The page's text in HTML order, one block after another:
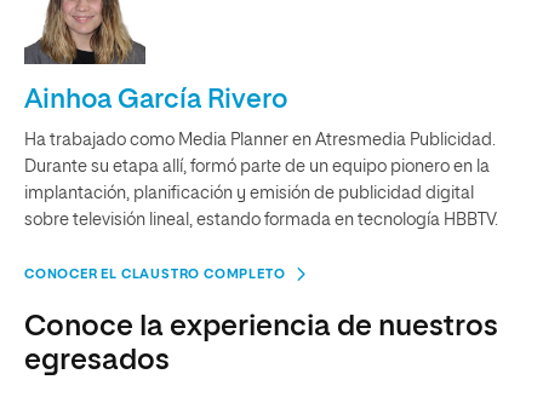
Ainhoa García Rivero
Ha trabajado como Media Planner en Atresmedia Publicidad.
Durante su etapa allí, formó parte de un equipo pionero en la
implantación, planificación y emisión de publicidad digital
sobre televisión lineal, estando formada en tecnología HBBTV.
CONOCER EL CLAUSTRO COMPLETO
Conoce la experiencia de nuestros
egresados